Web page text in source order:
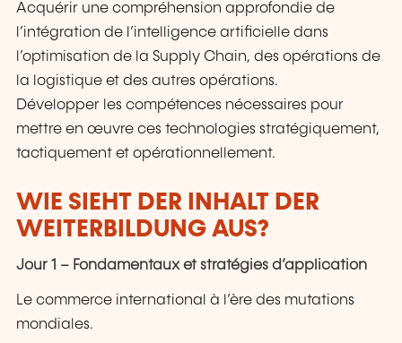
Acquérir une compréhension approfondie de
l’intégration de l’intelligence artificielle dans
l’optimisation de la Supply Chain, des opérations de
la logistique et des autres opérations.
Développer les compétences nécessaires pour
mettre en œuvre ces technologies stratégiquement,
tactiquement et opérationnellement.
WIE SIEHT DER INHALT DER
WEITERBILDUNG AUS?
Jour 1 – Fondamentaux et stratégies d’application
Le commerce international à l’ère des mutations
mondiales.